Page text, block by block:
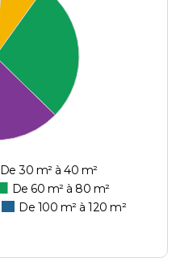
De 30 m² à 40 m²
De 60 m² à 80 m²
De 100 m² à 120 m²